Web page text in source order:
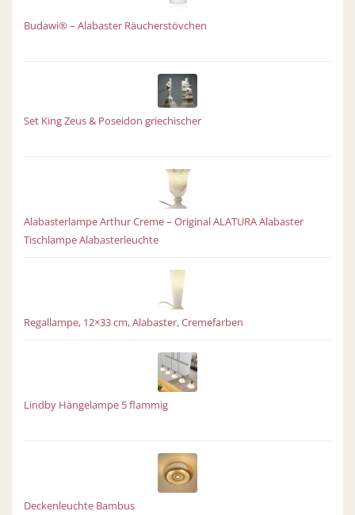
Budawi® – Alabaster Räucherstövchen
Set King Zeus & Poseidon griechischer
Alabasterlampe Arthur Creme – Original ALATURA Alabaster
Tischlampe Alabasterleuchte
Regallampe, 12×33 cm, Alabaster, Cremefarben
Lindby Hängelampe 5 flammig
Deckenleuchte Bambus